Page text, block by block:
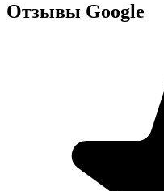
Отзывы Google